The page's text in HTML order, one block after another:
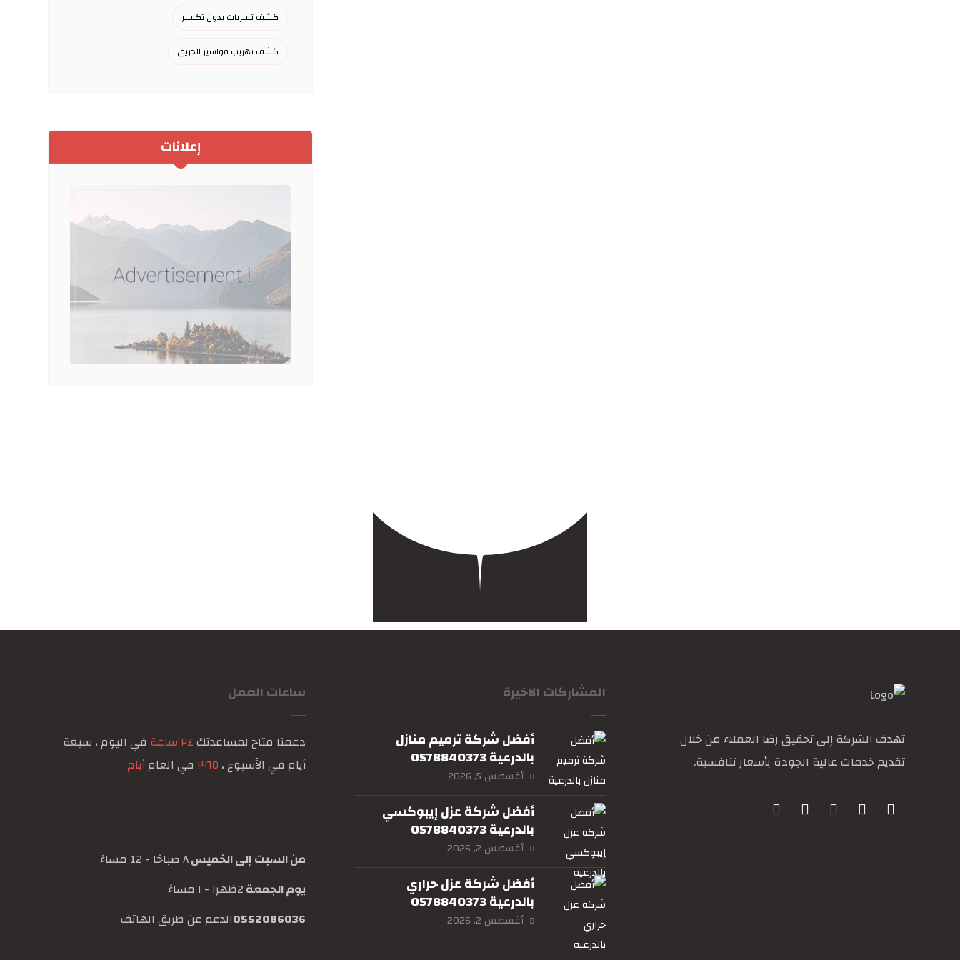
كشف تسربات بدون تكسير
كشف تهريب مواسير الحريق
إعلانات
تهدف الشركة إلى تحقيق رضا العملاء من خلال
تقديم خدمات عالية الجودة بأسعار تنافسية.
المشاركات الاخيرة
أفضل شركة ترميم منازل
بالدرعية 0578840373
أغسطس 5, 2026
أفضل شركة عزل إيبوكسي
بالدرعية 0578840373
أغسطس 2, 2026
أفضل شركة عزل حراري
بالدرعية 0578840373
أغسطس 2, 2026
ساعات العمل
دعمنا متاح لمساعدتك٢٤ ساعة
في اليوم ، سبعة
أيام في الأسبوع ، ٣٦٥ في العامأيام
من السبت إلى الخميس٨ صباحًا - 12 مساءً
يوم الجمعة2ظهرا - ١ مساءً
0552086036الدعم عن طريق الهاتف